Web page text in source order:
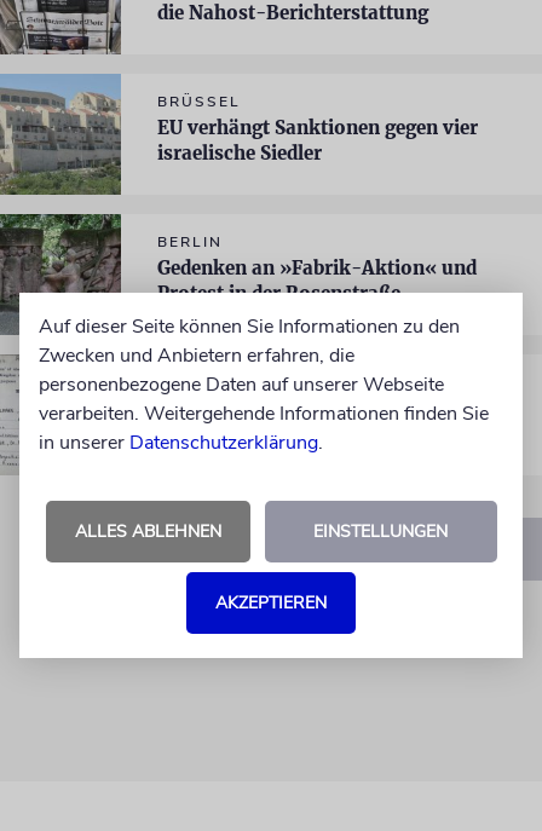
die Nahost-Berichterstattung
BRÜSSEL
EU verhängt Sanktionen gegen vier
israelische Siedler
BERLIN
Gedenken an »Fabrik-Aktion« und
Protest in der Rosenstraße
KINDERTRANSPORTE
»I said, ‚Auf Wiedersehen‘ «
Auf dieser Seite können Sie Informationen zu den
Zwecken und Anbietern erfahren, die
personenbezogene Daten auf unserer Webseite
verarbeiten. Weitergehende Informationen finden Sie
in unserer Datenschutzerklärung.
ALLES ABLEHNEN EINSTELLUNGEN
AKZEPTIEREN